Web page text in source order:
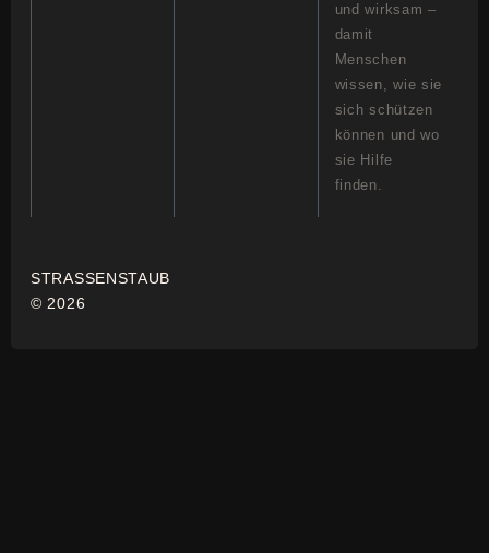
und wirksam –
damit
Menschen
wissen, wie sie
sich schützen
können und wo
sie Hilfe
finden.
STRASSENSTAUB
© 2026